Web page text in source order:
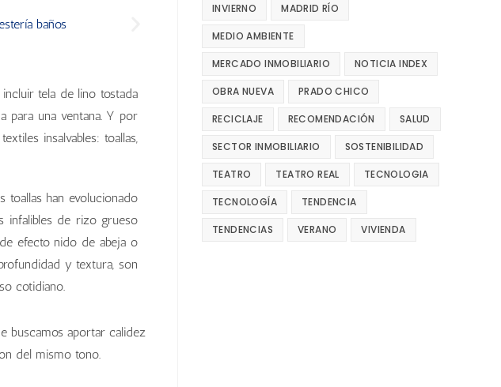
tela de lino tostada
para una ventana. Y por
insalvables: toallas,
toallas han evolucionado
infalibles de rizo grueso
efecto nido de abeja o
y textura, son
cotidiano.
buscamos aportar calidez
del mismo tono.
INVIERNO MADRID RÍO
MEDIO AMBIENTE
MERCADO INMOBILIARIO NOTICIA INDEX
OBRA NUEVA PRADO CHICO
RECICLAJE RECOMENDACIÓN SALUD
SECTOR INMOBILIARIO SOSTENIBILIDAD
TEATRO TEATRO REAL TECNOLOGIA
TECNOLOGÍA TENDENCIA
TENDENCIAS VERANO VIVIENDA